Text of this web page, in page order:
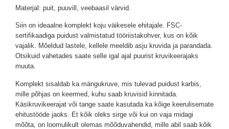
Materjal: puit, puuvill, veebaasil värvid.
Siin on ideaalne komplekt koju väikesele ehitajale. FSC-
sertifikaadiga puidust valmistatud tööriistakohver, kus on kõik
vajalik. Mõeldud lastele, kellele meeldib asju kruvida ja parandada.
Otsikuid vahetades saate selle igal ajal puurist kruvikeerajaks
muuta.
Komplekt sisaldab ka mängukruve, mis tulevad puidust karbis,
mille põhjas on keermed, kuhu saab kruvisid kinnitada.
Käsikruvikeerajat või tange saate kasutada ka kõige keerulisemate
ehitustööde jaoks. Et kõik oleks sirge või kui on vaja midagi
mõõta, on loomulikult olemas mõõduvahendid, mille abil saab kõik